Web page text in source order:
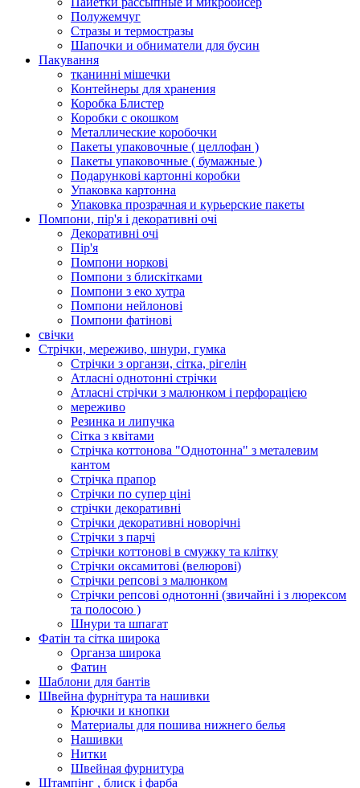
Полужемчуг
Стразы и термостразы
Шапочки и обниматели для бусин
Пакування
тканинні мішечки
Контейнеры для хранения
Коробка Блистер
Коробки с окошком
Металлические коробочки
Пакеты упаковочные ( целлофан )
Пакеты упаковочные ( бумажные )
Подарункові картонні коробки
Упаковка картонна
Упаковка прозрачная и курьерские пакеты
Помпони, пір'я і декоративні очі
Декоративні очі
Пір'я
Помпони норкові
Помпони з блискітками
Помпони з еко хутра
Помпони нейлонові
Помпони фатінові
свічки
Стрічки, мереживо, шнури, гумка
Стрічки з органзи, сітка, рігелін
Атласні однотонні стрічки
Атласні стрічки з малюнком і перфорацією
мереживо
Резинка и липучка
Сітка з квітами
Стрічка коттонова "Однотонна" з металевим
кантом
Стрічка прапор
Стрічки по супер ціні
стрічки декоративні
Стрічки декоративні новорічні
Стрічки з парчі
Стрічки коттонові в смужку та клітку
Стрічки оксамитові (велюрові)
Стрічки репсові з малюнком
Стрічки репсові однотонні (звичайні і з люрексом
та полосою )
Шнури та шпагат
Фатін та сітка широка
Органза широка
Фатин
Шаблони для бантів
Швейна фурнітура та нашивки
Крючки и кнопки
Материалы для пошива нижнего белья
Нашивки
Нитки
Швейная фурнитура
Штампінг , блиск і фарба